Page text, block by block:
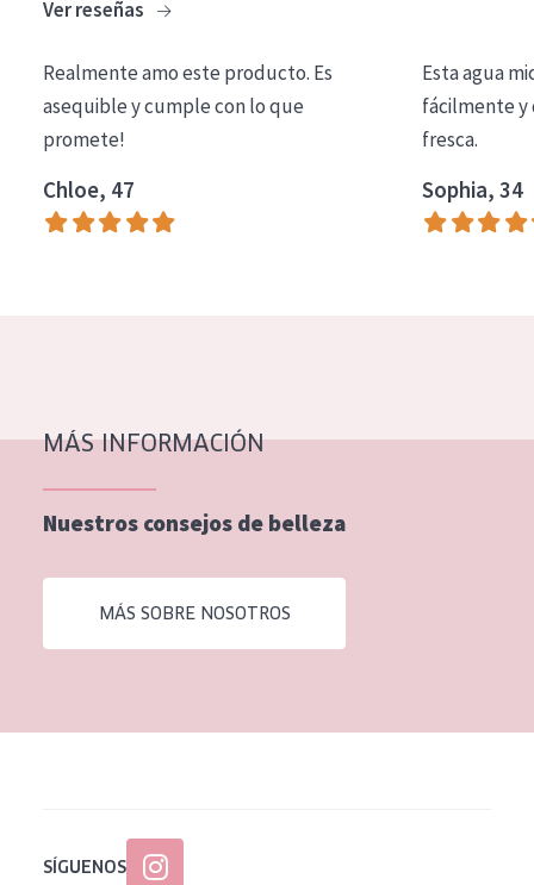
Limpieza
COLECCIÓN
Essentials
Lift+
Piel normal y seca
Piel mixata o grasa
Piel madura
Piel expuesta al sol
Piel menopáusica
Todas las edades
Ver reseñas
Realmente amo este producto. Es
asequible y cumple con lo que
promete!
Chloe, 47
Esta agua
fácilmente y
fresca.
Sophia, 34
MÁS INFORMACIÓN
Nuestros consejos de belleza
MÁS SOBRE NOSOTROS
SÍGUENOS